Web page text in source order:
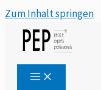
Zum Inhalt springen